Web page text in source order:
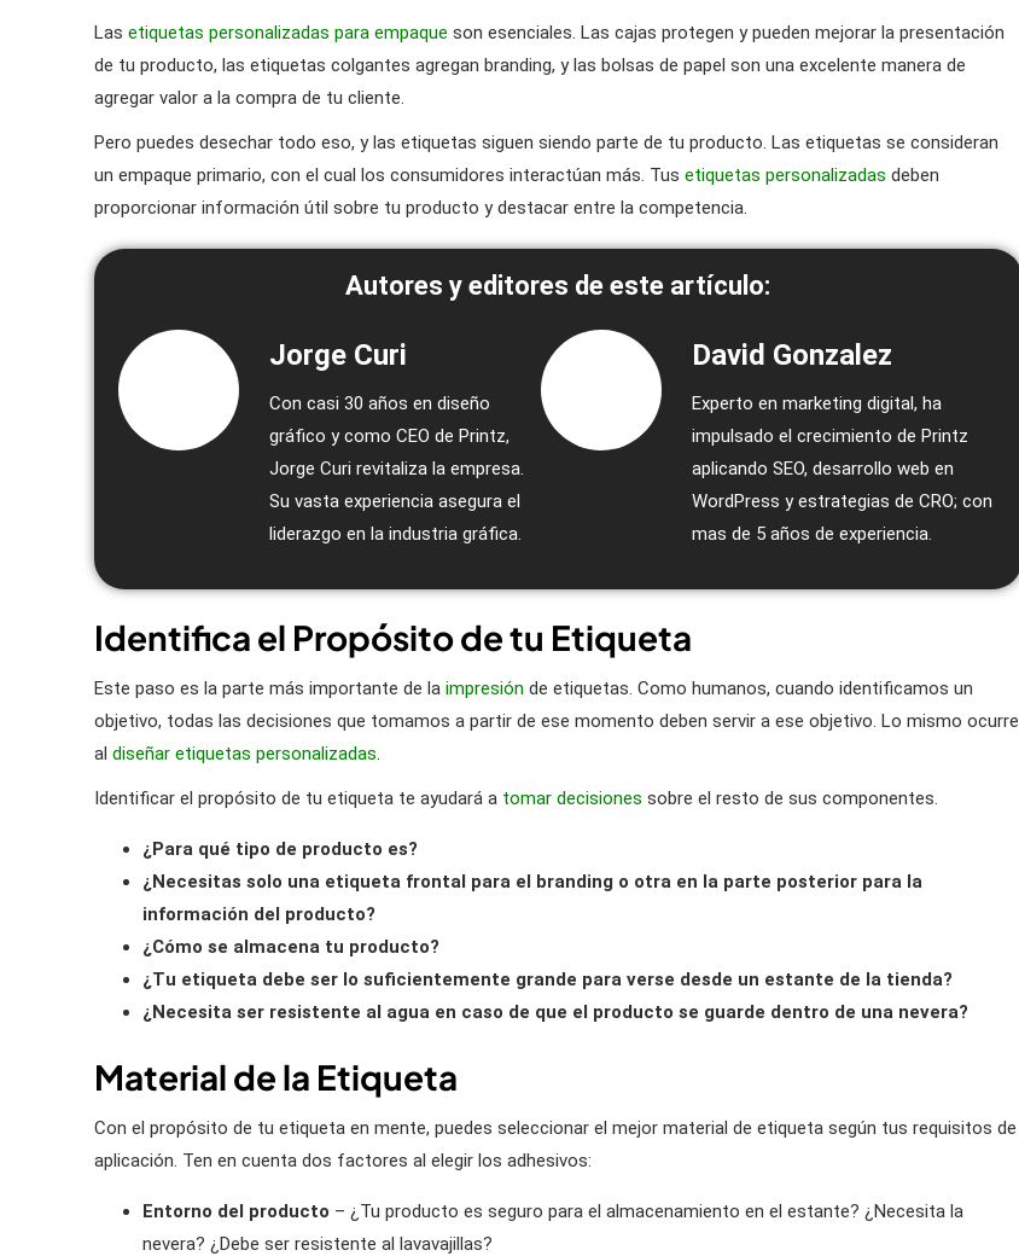
Las etiquetas personalizadas para empaque son esenciales. Las cajas protegen y pueden mejorar la presentación
de tu producto, las etiquetas colgantes agregan branding, y las bolsas de papel son una excelente manera de
agregar valor a la compra de tu cliente.
Pero puedes desechar todo eso, y las etiquetas siguen siendo parte de tu producto. Las etiquetas se consideran
un empaque primario, con el cual los consumidores interactúan más. Tus etiquetas personalizadas deben
proporcionar información útil sobre tu producto y destacar entre la competencia.
Autores y editores de este artículo:
Jorge Curi
Con casi 30 años en diseño
gráfico y como CEO de Printz,
Jorge Curi revitaliza la empresa.
Su vasta experiencia asegura el
liderazgo en la industria gráfica.
David Gonzalez
Experto en marketing digital, ha
impulsado el crecimiento de Printz
aplicando SEO, desarrollo web en
WordPress y estrategias de CRO; con
mas de 5 años de experiencia.
Identifica el Propósito de tu Etiqueta
Este paso es la parte más importante de la impresión de etiquetas. Como humanos, cuando identificamos un
objetivo, todas las decisiones que tomamos a partir de ese momento deben servir a ese objetivo. Lo mismo ocurre
al diseñar etiquetas personalizadas
Identificar el propósito de tu etiqueta te ayudará a tomar decisiones sobre el resto de sus componentes.
¿Para qué tipo de producto es?
¿Necesitas solo una etiqueta frontal para el branding o otra en la parte posterior para la
información del producto?
¿Cómo se almacena tu producto?
¿Tu etiqueta debe ser lo suficientemente grande para verse desde un estante de la tienda?
¿Necesita ser resistente al agua en caso de que el producto se guarde dentro de una nevera?
Material de la Etiqueta
Con el propósito de tu etiqueta en mente, puedes seleccionar el mejor material de etiqueta según tus requisitos de
aplicación. Ten en cuenta dos factores al elegir los adhesivos:
Entorno del producto – ¿Tu producto es seguro para el almacenamiento en el estante? ¿Necesita la
nevera? ¿Debe ser resistente al lavavajillas?